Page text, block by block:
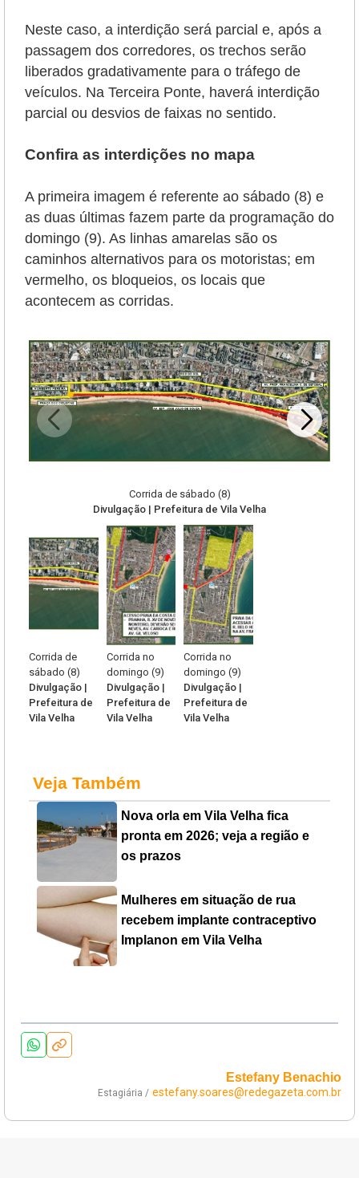
Neste caso, a interdição será parcial e, após a
passagem dos corredores, os trechos serão
liberados gradativamente para o tráfego de
veículos. Na Terceira Ponte, haverá interdição
parcial ou desvios de faixas no sentido.
Confira as interdições no mapa
A primeira imagem é referente ao sábado (8) e
as duas últimas fazem parte da programação do
domingo (9). As linhas amarelas são os
caminhos alternativos para os motoristas; em
vermelho, os bloqueios, os locais que
acontecem as corridas.
Corrida de sábado (8)
Divulgação | Prefeitura de Vila Velha
Corrida de
sábado (8)
Divulgação |
Prefeitura de
Vila Velha
Corrida no
domingo (9)
Divulgação |
Prefeitura de
Vila Velha
Corrida no
domingo (9)
Divulgação |
Prefeitura de
Vila Velha
Veja Também
Nova orla em Vila Velha fica
pronta em 2026; veja a região e
os prazos
Mulheres em situação de rua
recebem implante contraceptivo
Implanon em Vila Velha
Estefany Benachio
Estagiária / estefany.soares@redegazeta.com.br